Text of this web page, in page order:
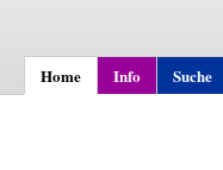
Home Info Suche